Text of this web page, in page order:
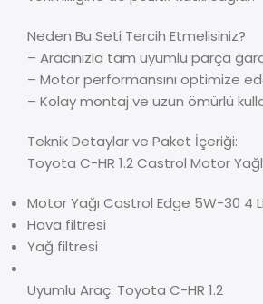
Neden Bu Seti Tercih Etmelisiniz?
– Aracınızla tam uyumlu parça
– Motor performansını optimize
– Kolay montaj ve uzun ömürlü
Teknik Detaylar ve Paket İçeriği:
Toyota C-HR 1.2 Castrol Motor
Motor Yağı Castrol Edge 5W-30 4
Hava filtresi
Yağ filtresi
Uyumlu Araç: Toyota C-HR 1.2